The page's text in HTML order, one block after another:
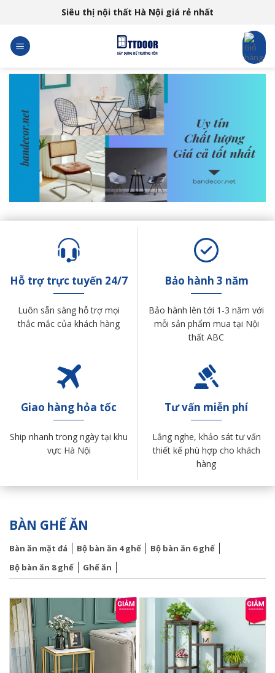
content
Siêu thị nội thất Hà Nội giá rẻ nhất
Hỗ trợ trực tuyến 24/7
Luôn sẵn sàng hỗ trợ mọi
thắc mắc của khách hàng
Bảo hành 3 năm
Bảo hành lên tới 1-3 năm với
mỗi sản phẩm mua tại Nội
thất ABC
Giao hàng hỏa tốc
Ship nhanh trong ngày tại khu
vực Hà Nội
Tư vấn miễn phí
Lắng nghe, khảo sát tư vấn
thiết kế phù hợp cho khách
hàng
BÀN GHẾ ĂN
Bàn ăn mặt đá Bộ bàn ăn 4 ghế
Bộ bàn ăn 6 ghế
Bộ bàn ăn 8 ghế
Ghế ăn